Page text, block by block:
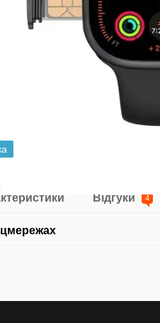
Відгуки 4